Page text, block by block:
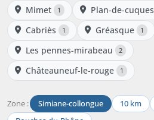
Mimet 1 Plan-de-cuques
Cabriès 1 Gréasque 1
Les pennes-mirabeau 2
Châteauneuf-le-rouge 1
Zone : Simiane-collongue 10 km